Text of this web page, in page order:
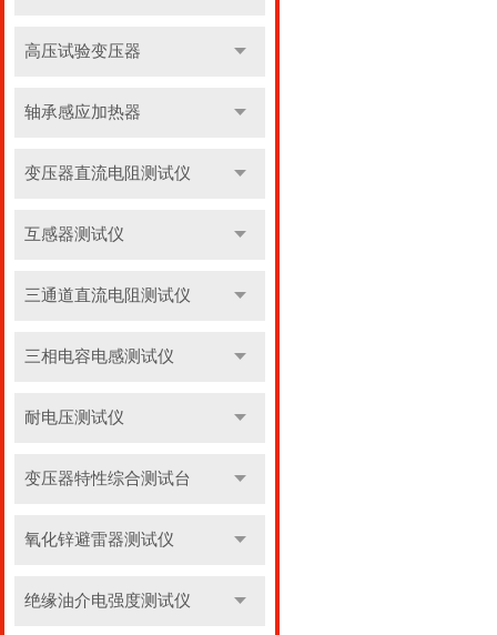
高压试验变压器
轴承感应加热器
变压器直流电阻测试仪
互感器测试仪
三通道直流电阻测试仪
三相电容电感测试仪
耐电压测试仪
变压器特性综合测试台
氧化锌避雷器测试仪
绝缘油介电强度测试仪